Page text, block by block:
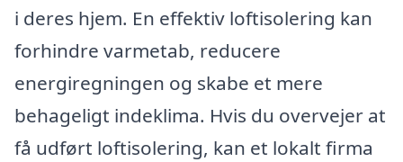
i deres hjem. En effektiv loftisolering kan
forhindre varmetab, reducere
energiregningen og skabe et mere
behageligt indeklima. Hvis du overvejer at
få udført loftisolering, kan et lokalt firma